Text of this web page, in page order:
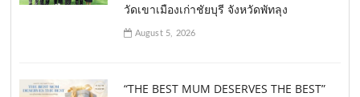
วัดเขาเมืองเก่าชัยบุรี จังหวัดพัทลุง
August 5, 2026
“THE BEST MUM DESERVES THE BEST”